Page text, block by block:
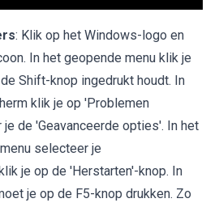
: Klik op het Windows-logo en
In het geopende menu klik je
Shift-knop ingedrukt houdt. In
klik je op 'Problemen
de 'Geavanceerde opties'. In het
selecteer je
je op de 'Herstarten'-knop. In
je op de F5-knop drukken. Zo